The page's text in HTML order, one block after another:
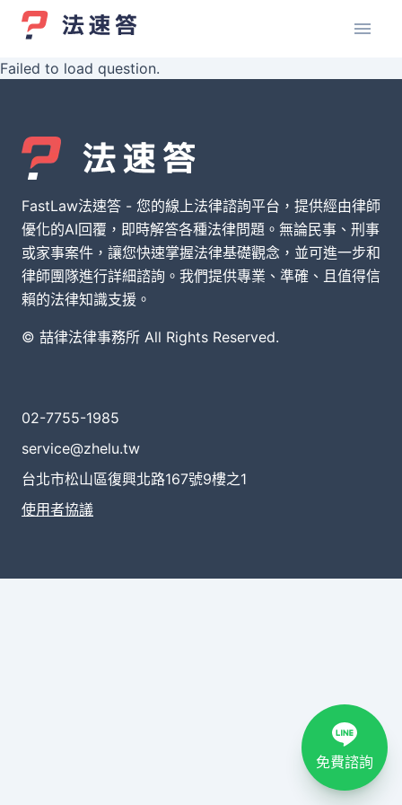
Failed to load question.
FastLaw法速答 - 您的線上法律諮詢平台，提供經由律師
優化的AI回覆，即時解答各種法律問題。無論民事、刑事
或家事案件，讓您快速掌握法律基礎觀念，並可進一步和
律師團隊進行詳細諮詢。我們提供專業、準確、且值得信
賴的法律知識支援。
© 喆律法律事務所 All Rights Reserved.
02-7755-1985
service@zhelu.tw
台北市松山區復興北路167號9樓之1
使用者協議
免費諮詢